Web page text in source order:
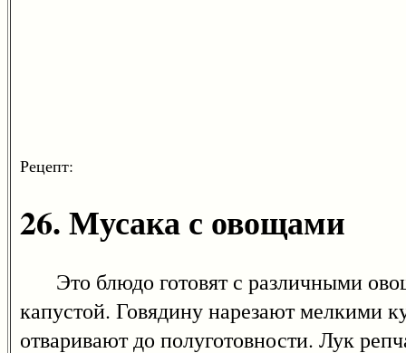
Рецепт:
26. Мусака с овощами
Это блюдо готовят с различными
капустой. Говядину нарезают мелкими
отваривают до полуготовности. Лук